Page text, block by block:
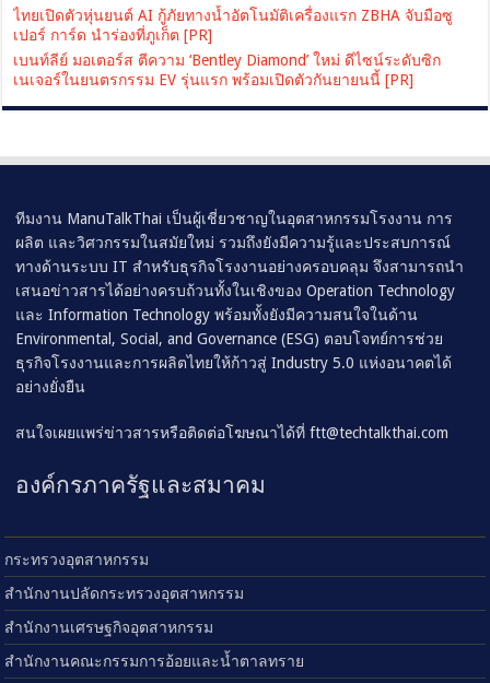
ไทยเปิดตัวหุ่นยนต์ AI กู้ภัยทางน้ำอัตโนมัติเครื่องแรก ZBHA จับมือซู
เปอร์ การ์ด นำร่องที่ภูเก็ต [PR]
เบนท์ลีย์ มอเตอร์ส ตีความ ‘Bentley Diamond’ ใหม่ ดีไซน์ระดับซิก
เนเจอร์ในยนตรกรรม EV รุ่นแรก พร้อมเปิดตัวกันยายนนี้ [PR]
ทีมงาน ManuTalkThai เป็นผู้เชี่ยวชาญในอุตสาหกรรมโรงงาน การ
ผลิต และวิศวกรรมในสมัยใหม่ รวมถึงยังมีความรู้และประสบการณ์
ทางด้านระบบ IT สำหรับธุรกิจโรงงานอย่างครอบคลุม จึงสามารถนำ
เสนอข่าวสารได้อย่างครบถ้วนทั้งในเชิงของ Operation Technology
และ Information Technology พร้อมทั้งยังมีความสนใจในด้าน
Environmental, Social, and Governance (ESG) ตอบโจทย์การช่วย
ธุรกิจโรงงานและการผลิตไทยให้ก้าวสู่ Industry 5.0 แห่งอนาคตได้
อย่างยั่งยืน
สนใจเผยแพร่ข่าวสารหรือติดต่อโฆษณาได้ที่ftt@techtalkthai.com
องค์กรภาครัฐและสมาคม
กระทรวงอุตสาหกรรม
สำนักงานปลัดกระทรวงอุตสาหกรรม
สำนักงานเศรษฐกิจอุตสาหกรรม
สำนักงานคณะกรรมการอ้อยและน้ำตาลทราย